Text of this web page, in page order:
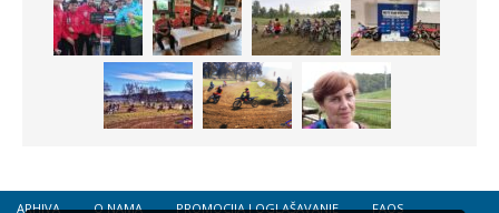
ARHIVA O NAMA PROMOCIJA I OGLAŠAVANJE FAQS